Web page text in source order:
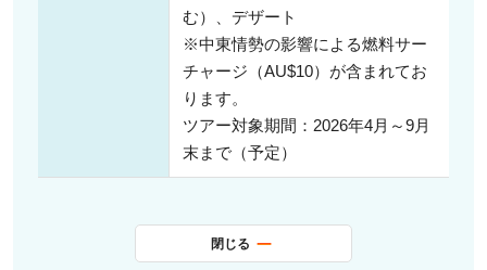
む）、デザート
※中東情勢の影響による燃料サー
チャージ（AU$10）が含まれてお
ります。
ツアー対象期間：2026年4月～9月
末まで（予定）
閉じる